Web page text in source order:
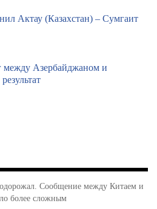
Актау (Казахстан) – Сумгаит
между Азербайджаном и
Сообщение между Китаем и
более сложным